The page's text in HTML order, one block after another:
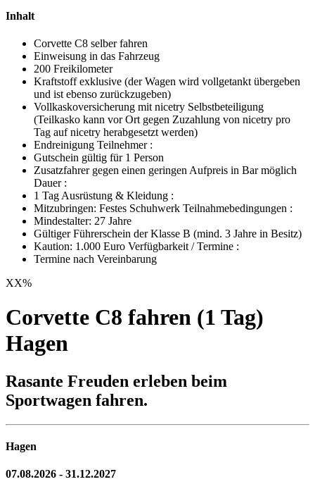
Inhalt
Corvette C8 selber fahren
Einweisung in das Fahrzeug
200 Freikilometer
Kraftstoff exklusive (der Wagen wird vollgetankt übergeben
und ist ebenso zurückzugeben)
Vollkaskoversicherung mit nicetry Selbstbeteiligung
(Teilkasko kann vor Ort gegen Zuzahlung von nicetry pro
Tag aufnicetry herabgesetzt werden)
Endreinigung Teilnehmer :
Gutschein gültig für 1 Person
Zusatzfahrer gegen einen geringen Aufpreis in Bar möglich
Dauer :
1 Tag Ausrüstung & Kleidung :
Mitzubringen: Festes Schuhwerk Teilnahmebedingungen :
Mindestalter: 27 Jahre
Gültiger Führerschein der Klasse B (mind. 3 Jahre in Besitz)
Kaution: 1.000 Euro Verfügbarkeit / Termine :
Termine nach Vereinbarung
XX%
Corvette C8 fahren (1 Tag)
Hagen
Rasante Freuden erleben beim
Sportwagen fahren.
Hagen
07.08.2026 - 31.12.2027